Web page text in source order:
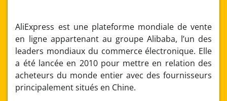
AliExpress est une plateforme mondiale de vente
en ligne appartenant au groupe Alibaba, l’un des
leaders mondiaux du commerce électronique. Elle
a été lancée en 2010 pour mettre en relation des
acheteurs du monde entier avec des fournisseurs
principalement situés en Chine.